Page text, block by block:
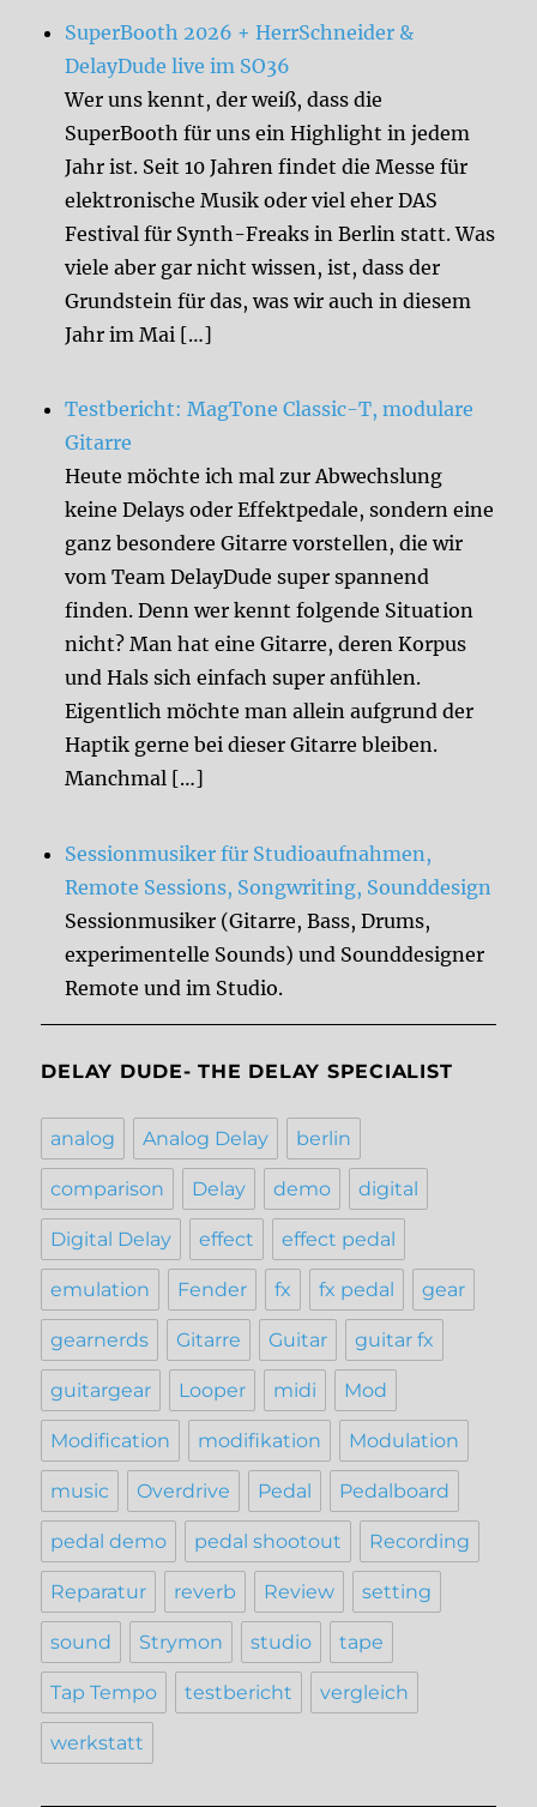
SuperBooth 2026 + HerrSchneider &
DelayDude live im SO36
Wer uns kennt, der weiß, dass die
SuperBooth für uns ein Highlight in jedem
Jahr ist. Seit 10 Jahren findet die Messe für
elektronische Musik oder viel eher DAS
Festival für Synth-Freaks in Berlin statt. Was
viele aber gar nicht wissen, ist, dass der
Grundstein für das, was wir auch in diesem
Jahr im Mai […]
Testbericht: MagTone Classic-T, modulare
Gitarre
Heute möchte ich mal zur Abwechslung
keine Delays oder Effektpedale, sondern eine
ganz besondere Gitarre vorstellen, die wir
vom Team DelayDude super spannend
finden. Denn wer kennt folgende Situation
nicht? Man hat eine Gitarre, deren Korpus
und Hals sich einfach super anfühlen.
Eigentlich möchte man allein aufgrund der
Haptik gerne bei dieser Gitarre bleiben.
Manchmal […]
Sessionmusiker für Studioaufnahmen,
Remote Sessions, Songwriting, Sounddesign
Sessionmusiker (Gitarre, Bass, Drums,
experimentelle Sounds) und Sounddesigner
Remote und im Studio.
DELAY DUDE- THE DELAY SPECIALIST
analog Analog Delay berlin
comparison Delay demo digital
Digital Delay effect effect pedal
emulation Fender fx fx pedal gear
gearnerds Gitarre Guitar guitar fx
guitargear Looper midi Mod
Modification modifikation Modulation
music Overdrive Pedal Pedalboard
pedal demo pedal shootout Recording
Reparatur reverb Review setting
sound Strymon studio tape
Tap Tempo testbericht vergleich
werkstatt